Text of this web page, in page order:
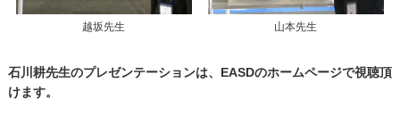
越坂先生 山本先生
石川耕先生のプレゼンテーションは、EASDのホームページで視聴頂
けます。